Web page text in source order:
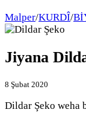
Malper/KURDÎ/
Jiyana
8 Şubat 2020
Dildar Şeko weha